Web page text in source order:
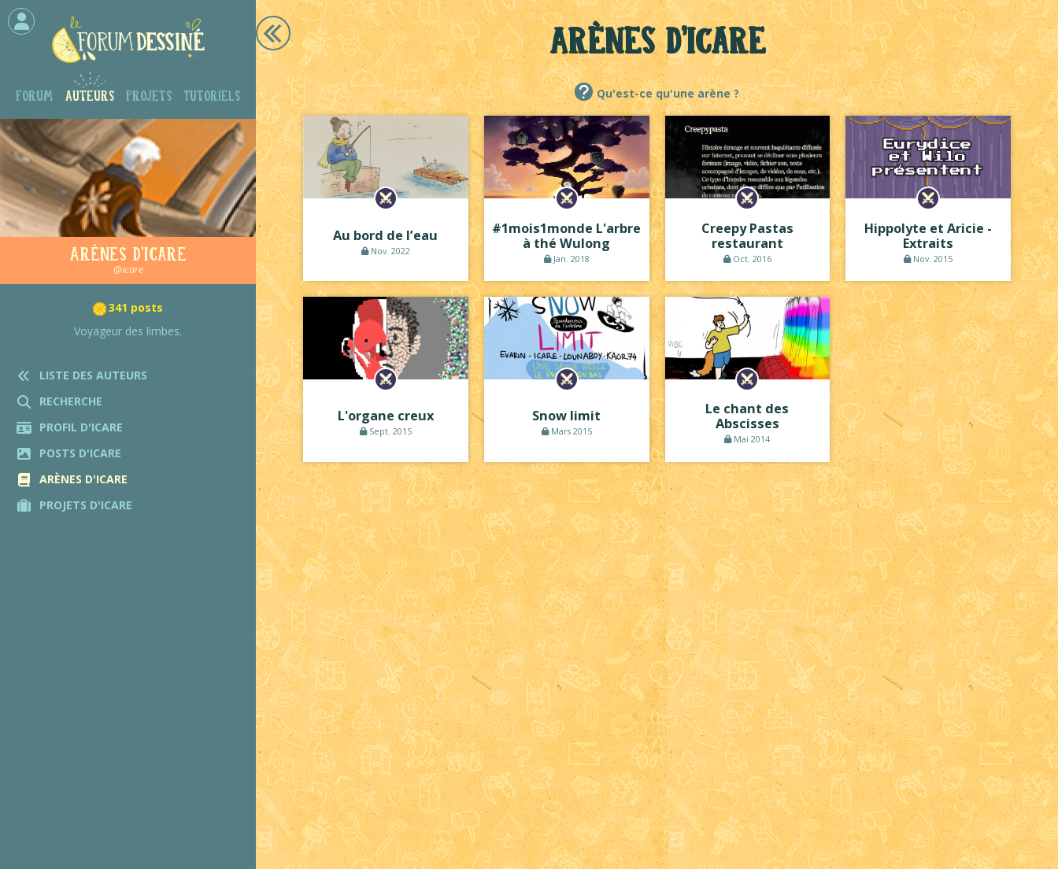
Forum Auteurs Projets Tutoriels
Arènes d'Icare
@icare
341 posts
Voyageur des limbes.
LISTE DES AUTEURS
RECHERCHE
PROFIL D'ICARE
POSTS D'ICARE
ARÈNES D'ICARE
PROJETS D'ICARE
Arènes d'Icare
Qu'est-ce qu'une arène ?
Au bord de l’eau
Nov. 2022
#1mois1monde L'arbre
à thé Wulong
Jan. 2018
Creepy Pastas
restaurant
Oct. 2016
Hippolyte et Aricie -
Extraits
Nov. 2015
L'organe creux
Sept. 2015
Snow limit
Mars 2015
Le chant des
Abscisses
Mai 2014